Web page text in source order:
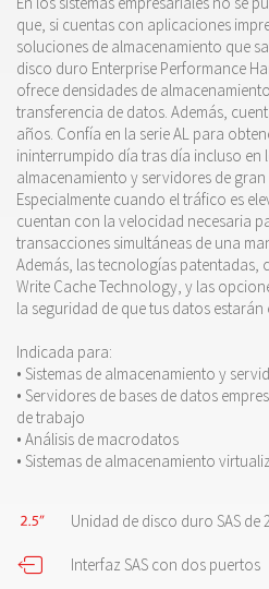
que, si cuentas con aplicaciones
soluciones de almacenamiento que
disco duro Enterprise Performance
ofrece densidades de
transferencia de datos. Además,
años. Confía en la serie AL para
ininterrumpido día tras día incluso en
almacenamiento y servidores de
Especialmente cuando el tráfico es
cuentan con la velocidad necesaria
transacciones simultáneas de una
Además, las tecnologías patentadas,
Write Cache Technology, y las
la seguridad de que tus datos estarán
Indicada para:
• Sistemas de almacenamiento y
• Servidores de bases de datos
de trabajo
• Análisis de macrodatos
• Sistemas de almacenamiento
Unidad de disco duro SAS de
Interfaz SAS con dos puertos